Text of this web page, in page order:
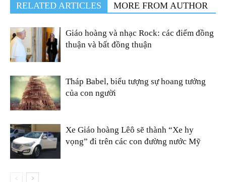
RELATED ARTICLES MORE FROM AUTHOR
Giáo hoàng và nhạc Rock: các điểm đồng
thuận và bất đồng thuận
Tháp Babel, biểu tượng sự hoang tưởng
của con người
Xe Giáo hoàng Lêô sẽ thành “Xe hy
vọng” đi trên các con đường nước Mỹ